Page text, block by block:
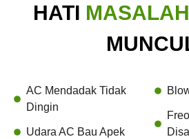
HATI MASALAH
AC Mendadak Tidak
Dingin
Udara AC Bau Apek